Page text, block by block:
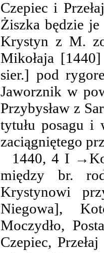
Czepiec i
Żiszka będzie
Krystyn z M.
Mikołaja
sier.] pod
Jaworznik w
Przybysław z
tytułu posagu i
zaciągniętego
1440, 4 I
między br.
Krystynowi
Niegowa],
Moczydło,
Czepiec,